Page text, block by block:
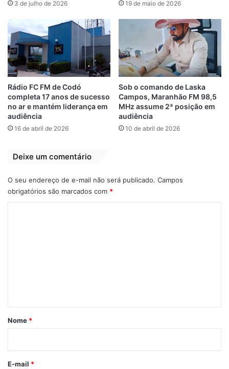
3 de julho de 2026 19 de maio de 2026
Rádio FC FM de Codó
completa 17 anos de sucesso
no ar e mantém liderança em
audiência
16 de abril de 2026
Sob o comando de Laska
Campos, Maranhão FM 98,5
MHz assume 2ª posição em
audiência
10 de abril de 2026
Deixe um comentário
O seu endereço de e-mail não será publicado. Campos
obrigatórios são marcados com *
r
*
Nome *
E-mail *